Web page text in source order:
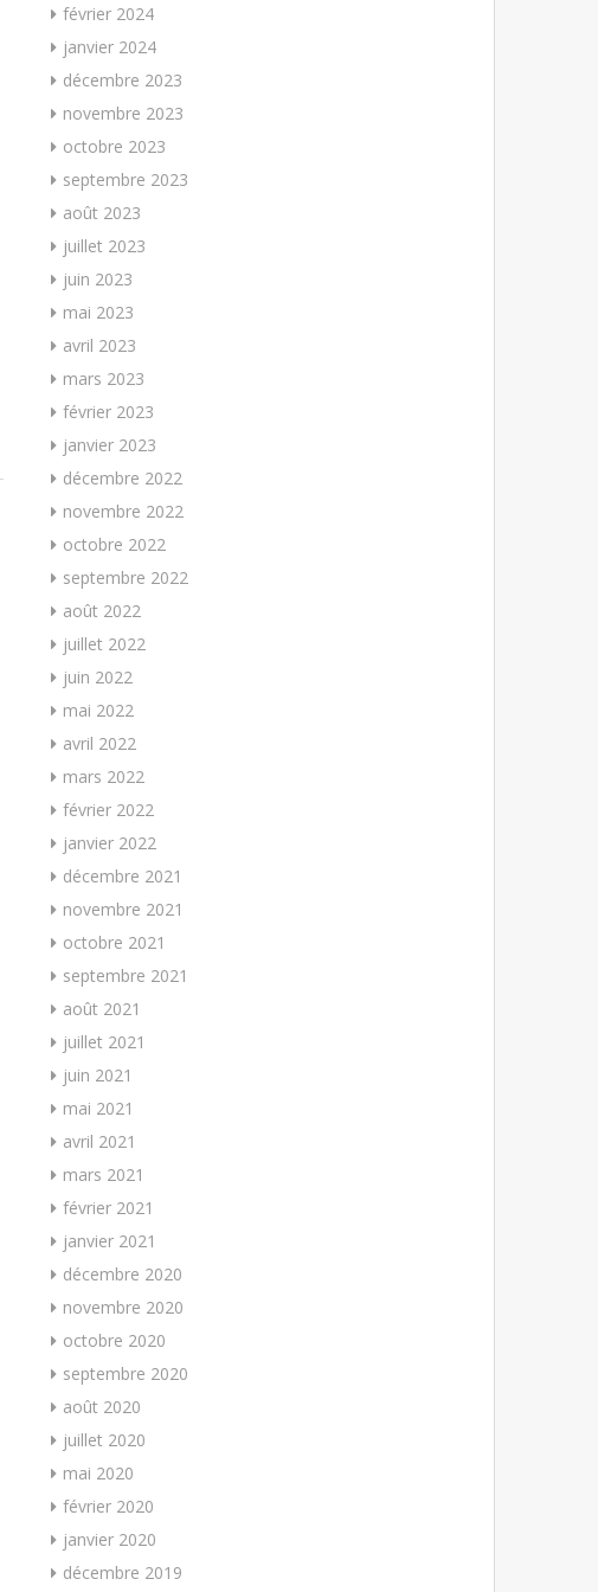
février 2024
janvier 2024
décembre 2023
novembre 2023
octobre 2023
septembre 2023
août 2023
juillet 2023
juin 2023
mai 2023
avril 2023
mars 2023
février 2023
janvier 2023
décembre 2022
novembre 2022
octobre 2022
septembre 2022
août 2022
juillet 2022
juin 2022
mai 2022
avril 2022
mars 2022
février 2022
janvier 2022
décembre 2021
novembre 2021
octobre 2021
septembre 2021
août 2021
juillet 2021
juin 2021
mai 2021
avril 2021
mars 2021
février 2021
janvier 2021
décembre 2020
novembre 2020
octobre 2020
septembre 2020
août 2020
juillet 2020
mai 2020
février 2020
janvier 2020
décembre 2019